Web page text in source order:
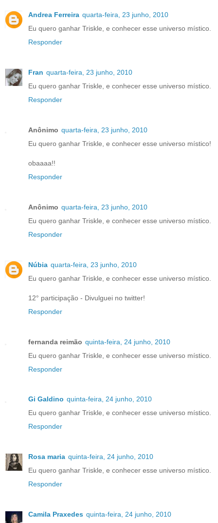
Andrea Ferreira quarta-feira, 23 junho, 2010
Eu quero ganhar Triskle, e conhecer esse universo místico.
Responder
Fran quarta-feira, 23 junho, 2010
Eu quero ganhar Triskle, e conhecer esse universo místico.
Responder
Anônimo quarta-feira, 23 junho, 2010
Eu quero ganhar Triskle, e conhecer esse universo místico!
obaaaa!!
Responder
Anônimo quarta-feira, 23 junho, 2010
Eu quero ganhar Triskle, e conhecer esse universo místico.
Responder
Núbia quarta-feira, 23 junho, 2010
Eu quero ganhar Triskle, e conhecer esse universo místico.
12° participação - Divulguei no twitter!
Responder
fernanda reimão quinta-feira, 24 junho, 2010
Eu quero ganhar Triskle, e conhecer esse universo místico.
Responder
Gi Galdino quinta-feira, 24 junho, 2010
Eu quero ganhar Triskle, e conhecer esse universo místico.
Responder
Rosa maria quinta-feira, 24 junho, 2010
Eu quero ganhar Triskle, e conhecer esse universo místico.
Responder
Camila Praxedes quinta-feira, 24 junho, 2010